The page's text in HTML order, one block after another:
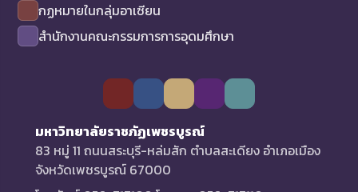
กฏหมายในกลุ่มอาเซียน
สำนักงานคณะกรรมการการอุดมศึกษา
มหาวิทยาลัยราชภัฏเพชรบูรณ์
83 หมู่ 11 ถนนสระบุรี-หล่มสัก ตำบลสะเดียง อำเภอเมือง
จังหวัดเพชรบูรณ์ 67000